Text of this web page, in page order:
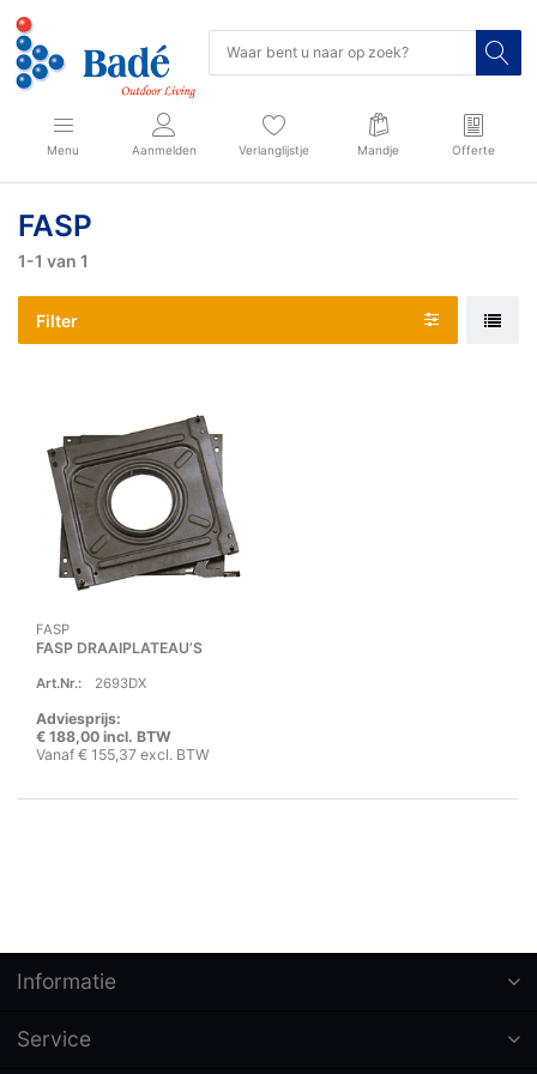
Menu Aanmelden Verlanglijstje Mandje Offerte
FASP
1-1 van 1
Filter
FASP
FASP DRAAIPLATEAU’S
Art.Nr.: 2693DX
Adviesprijs:
€ 188,00 incl. BTW
Vanaf € 155,37 excl. BTW
Informatie
Service